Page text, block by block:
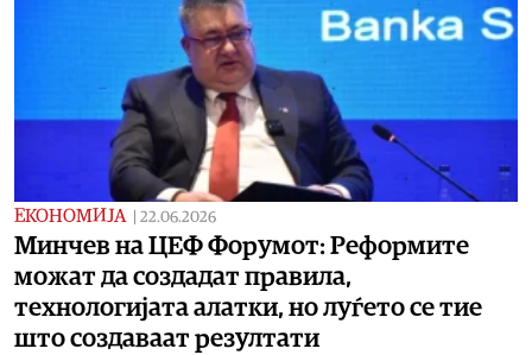
ЕКОНОМИЈА 22.06.2026
Минчев на ЦЕФ Форумот: Реформите
можат да создадат правила,
технологијата алатки, но луѓето се тие
што создаваат резултати